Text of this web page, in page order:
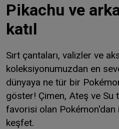
Pikachu ve
katıl
Sırt çantaları, valizler ve
koleksiyonumuzdan en
dünyaya ne tür bir
göster! Çimen, Ateş ve Su
favorisi olan
keşfet.